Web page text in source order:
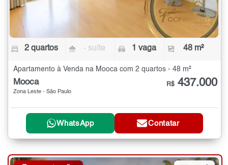
2 quartos - suíte 1 vaga 48 m²
Apartamento à Venda na Mooca com 2 quartos - 48 m²
Mooca
Zona Leste - São Paulo
R$ 437.000
WhatsApp Contatar